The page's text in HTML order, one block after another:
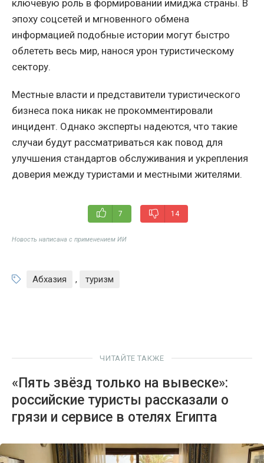
ключевую роль в формировании имиджа страны. В
эпоху соцсетей и мгновенного обмена
информацией подобные истории могут быстро
облететь весь мир, нанося урон туристическому
сектору.
Местные власти и представители туристического
бизнеса пока никак не прокомментировали
инцидент. Однако эксперты надеются, что такие
случаи будут рассматриваться как повод для
улучшения стандартов обслуживания и укрепления
доверия между туристами и местными жителями.
7 14
Новость написана с применением ИИ
Абхазия , туризм
ЧИТАЙТЕ ТАКЖЕ
«Пять звёзд только на вывеске»:
российские туристы рассказали о
грязи и сервисе в отелях Египта